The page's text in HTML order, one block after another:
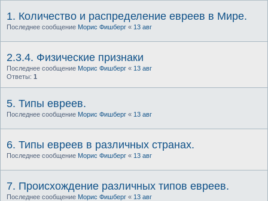
1. Количество и распределение евреев в Мире.
Последнее сообщение Морис Фишберг « 13 авг
2.3.4. Физические признаки
Последнее сообщение Морис Фишберг « 13 авг
Ответы: 1
5. Типы евреев.
Последнее сообщение Морис Фишберг « 13 авг
6. Типы евреев в различных странах.
Последнее сообщение Морис Фишберг « 13 авг
7. Происхождение различных типов евреев.
Последнее сообщение Морис Фишберг « 13 авг